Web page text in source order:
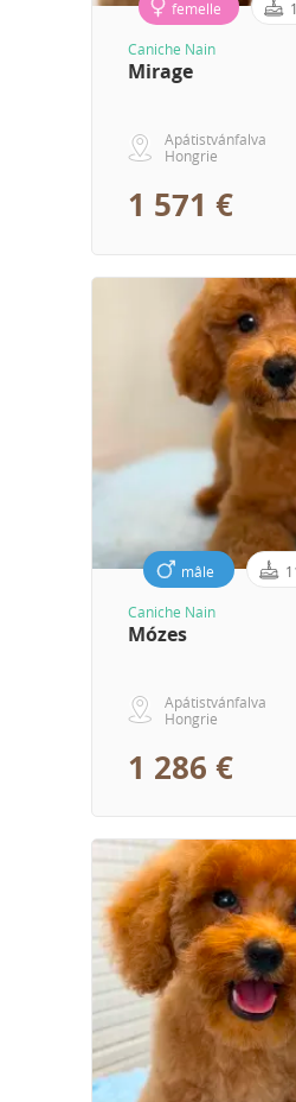
femelle
Caniche Nain
Mirage
Apátistvánfalva
Hongrie
1 571 €
mâle
Caniche Nain
Mózes
Apátistvánfalva
Hongrie
1 286 €